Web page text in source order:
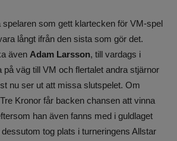
spelaren som gett klartecken för VM-spel
långt ifrån den sista som gör det.
även Adam Larsson, till vardags i
på väg till VM och flertalet andra stjärnor
nu ser ut att missa slutspelet. Om
Kronor får backen chansen att vinna
han även fanns med i guldlaget
tog plats i turneringens Allstar